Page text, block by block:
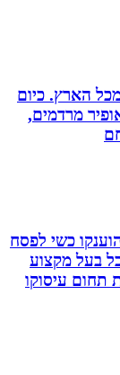
כיום
מרדמים,
כשי לפסח
מקצוע
עיסוקו